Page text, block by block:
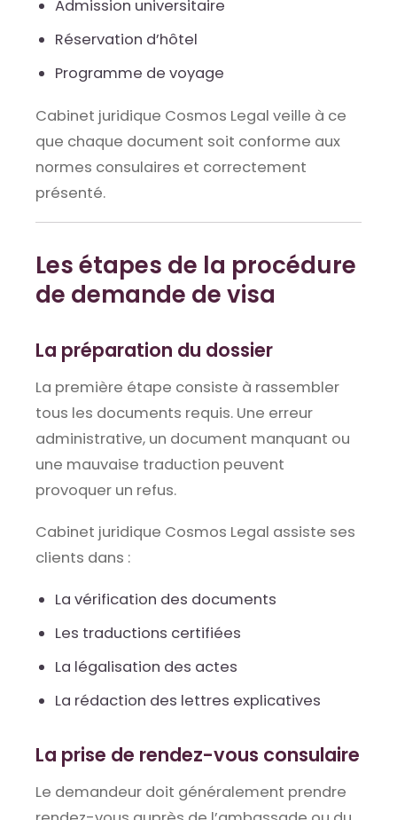
Admission universitaire
Réservation d’hôtel
Programme de voyage
Cabinet juridique Cosmos Legal veille à ce
que chaque document soit conforme aux
normes consulaires et correctement
présenté.
Les étapes de la procédure
de demande de visa
La préparation du dossier
La première étape consiste à rassembler
tous les documents requis. Une erreur
administrative, un document manquant ou
une mauvaise traduction peuvent
provoquer un refus.
Cabinet juridique Cosmos Legal assiste ses
clients dans :
La vérification des documents
Les traductions certifiées
La légalisation des actes
La rédaction des lettres explicatives
La prise de rendez-vous consulaire
Le demandeur doit généralement prendre